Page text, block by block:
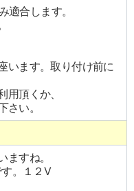
合します。
います。取り付け前に
頂くか、
い。
すね。
。１２V